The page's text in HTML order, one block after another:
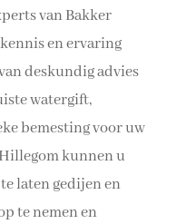
van Bakker
en ervaring
deskundig advies
watergift,
bemesting voor uw
kunnen u
laten gedijen en
te nemen en